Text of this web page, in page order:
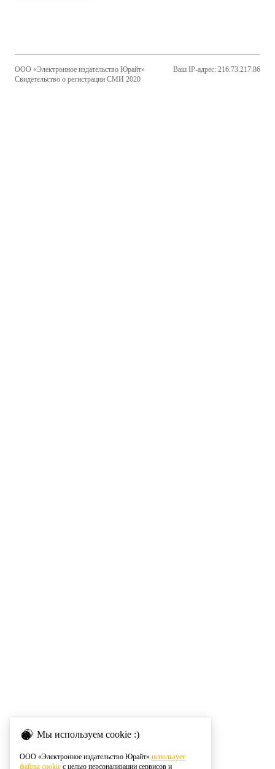
Мы используем cookie :)
ООО «Электронное издательство Юрайт» использует
файлы cookie с целью персонализации сервисов и
ООО «Электронное издательство Юрайт»
Свидетельство о регистрации СМИ 2020
Ваш IP-адрес: 216.73.217.86